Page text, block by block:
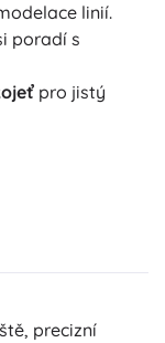
linií.
poradí s
pro jistý
precizní